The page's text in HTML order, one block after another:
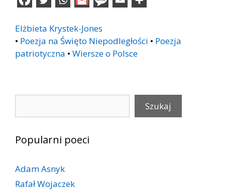
Elżbieta Krystek-Jones
• Poezja na Święto Niepodległości • Poezja
patriotyczna • Wiersze o Polsce
Szukaj
Popularni poeci
Adam Asnyk
Rafał Wojaczek